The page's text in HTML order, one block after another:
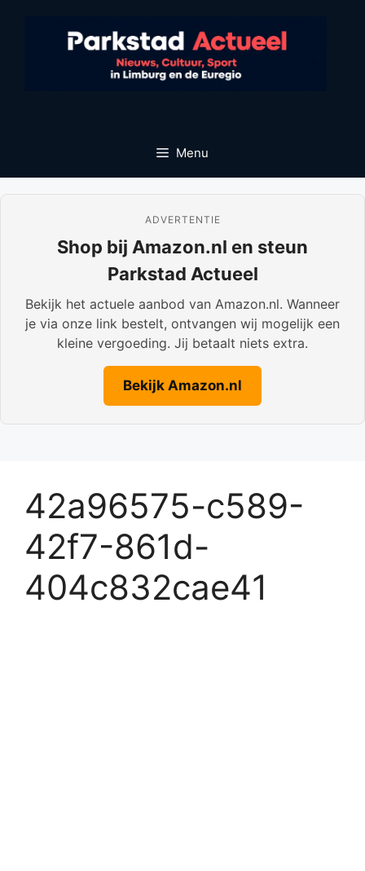
Menu
ADVERTENTIE
Shop bij Amazon.nl en steun
Parkstad Actueel
Bekijk het actuele aanbod van Amazon.nl. Wanneer
je via onze link bestelt, ontvangen wij mogelijk een
kleine vergoeding. Jij betaalt niets extra.
Bekijk Amazon.nl
42a96575-c589-
42f7-861d-
404c832cae41